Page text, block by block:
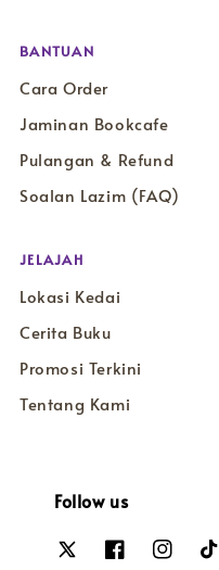
BANTUAN
Cara Order
Jaminan Bookcafe
Pulangan & Refund
Soalan Lazim (FAQ)
JELAJAH
Lokasi Kedai
Cerita Buku
Promosi Terkini
Tentang Kami
Follow us